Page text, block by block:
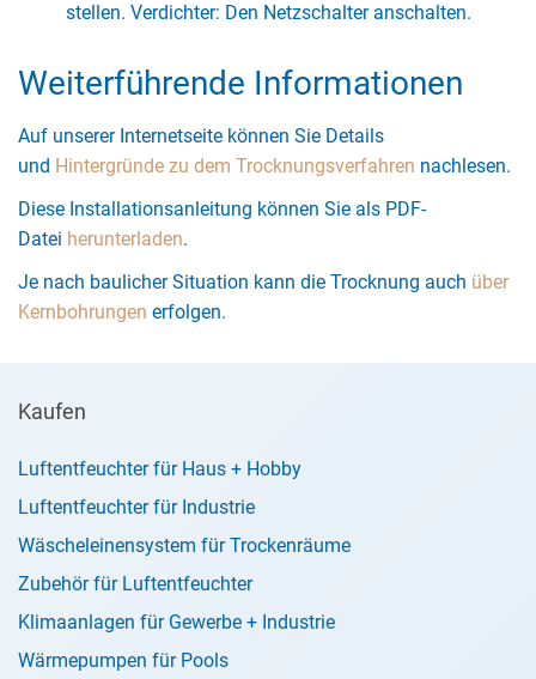
stellen. Verdichter: Den Netzschalter anschalten.
Weiterführende Informationen
Auf unserer Internetseite können Sie Details
und Hintergründe zu dem Trocknungsverfahren nachlesen.
Diese Installationsanleitung können Sie als PDF-
Datei herunterladen.
Je nach baulicher Situation kann die Trocknung auch über
Kernbohrungen erfolgen.
Kaufen
Luftentfeuchter für Haus + Hobby
Luftentfeuchter für Industrie
Wäscheleinensystem für Trockenräume
Zubehör für Luftentfeuchter
Klimaanlagen für Gewerbe + Industrie
Wärmepumpen für Pools